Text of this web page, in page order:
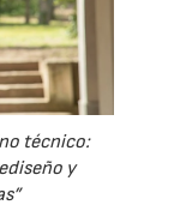
técnico:
y